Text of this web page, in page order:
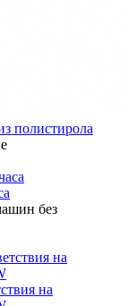
полистирола
без
на